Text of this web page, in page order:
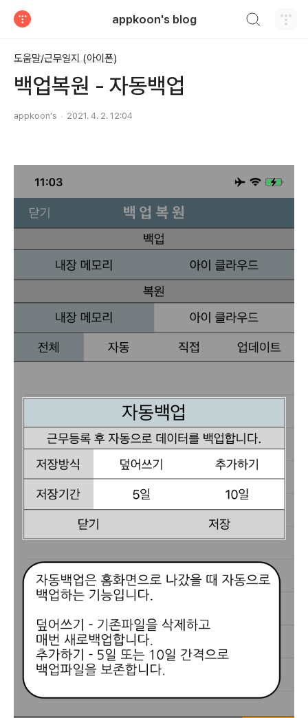
appkoon's blog
도움말/근무일지 (아이폰)
백업복원 - 자동백업
appkoon's 2021. 4. 2. 12:04